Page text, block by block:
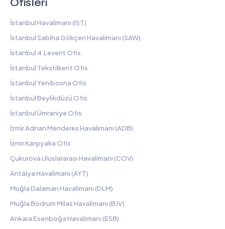
Ofisleri
İstanbul Havalimanı (IST)
İstanbul Sabiha Gökçen Havalimanı (SAW)
İstanbul 4.Levent Ofis
İstanbul Tekstilkent Ofis
İstanbul Yenibosna Ofis
İstanbul Beylikdüzü Ofis
İstanbul Ümraniye Ofis
İzmir Adnan Menderes Havalimanı (ADB)
İzmir Karşıyaka Ofis
Çukurova Uluslararası Havalimanı (COV)
Antalya Havalimanı (AYT)
Muğla Dalaman Havalimanı (DLM)
Muğla Bodrum Milas Havalimanı (BJV)
Ankara Esenboğa Havalimanı (ESB)